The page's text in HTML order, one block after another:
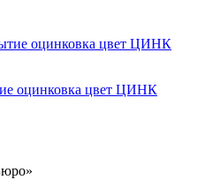
оцинковка цвет ЦИНК